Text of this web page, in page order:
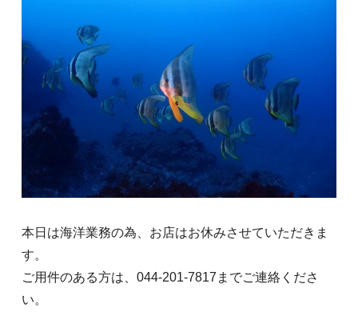
本日は海洋業務の為、お店はお休みさせていただきま
す。
ご用件のある方は、044-201-7817までご連絡くださ
い。